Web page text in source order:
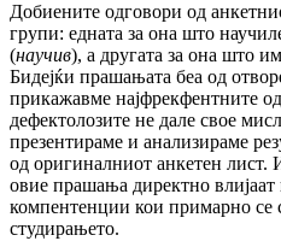
Добиените одговори од
групи: едната за она што
(научив), а другата за она што
Бидејќи прашањата беа од
прикажавме најфрекфентните
дефек­то­ло­зи­те не дале свое
презентираме и анализираме
од оригиналниот анке­тен лист.
овие прашања директно
компентенции кои примарно се
студирањето.